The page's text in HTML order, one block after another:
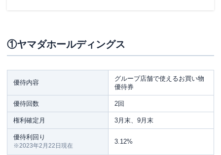
③飯田グループホールディングス
⑧キーコーヒー
⑨ブロンコビリー
①ヤマダホールディングス
優待内容
グループ店舗で使えるお買い物
優待券
優待回数 2回
権利確定月 3月末、9月末
優待利回り
※2023年2月22日現在
3.12%